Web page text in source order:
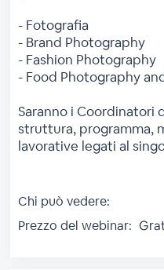
- Fotografia
- Brand Photography
- Fashion Photography
- Food Photography
Saranno i Coordinatori
struttura, programma,
lavorative legati al
Chi può vedere:
Prezzo del webinar: